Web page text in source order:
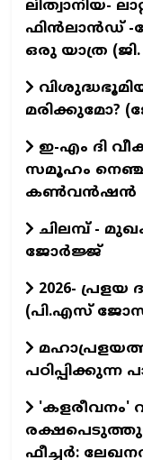
ലിത്വാനിയ-
ഫിൻലാൻഡ് -
ഒരു യാത്ര
മരിക്കുമോ?
ഇ-എം ദി
സമൂഹം
കൺവൻഷൻ
ചിലമ്പ് -
ജോർജ്ജ്
2026-
(പി.എസ്
'കളരീവനം'
ഫീച്ചര്‍: